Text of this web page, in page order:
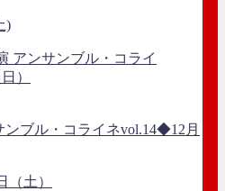
)
ブル・コライネvol.14◆12月